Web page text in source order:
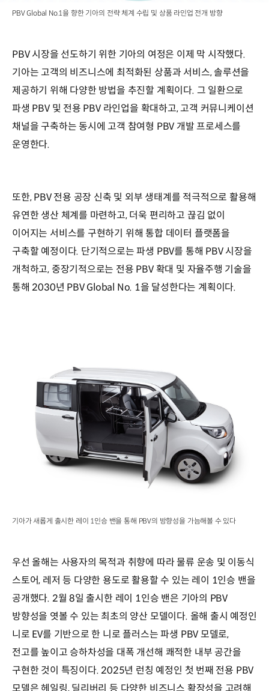
PBV Global No.1을 향한 기아의 전략 체계 수립 및 상품 라인업 전개 방향
PBV 시장을 선도하기 위한 기아의 여정은 이제 막 시작했다.
기아는 고객의 비즈니스에 최적화된 상품과 서비스, 솔루션을
제공하기 위해 다양한 방법을 추진할 계획이다. 그 일환으로
파생 PBV 및 전용 PBV 라인업을 확대하고, 고객 커뮤니케이션
채널을 구축하는 동시에 고객 참여형 PBV 개발 프로세스를
운영한다.
또한, PBV 전용 공장 신축 및 외부 생태계를 적극적으로 활용해
유연한 생산 체계를 마련하고, 더욱 편리하고 끊김 없이
이어지는 서비스를 구현하기 위해 통합 데이터 플랫폼을
구축할 예정이다. 단기적으로는 파생 PBV를 통해 PBV 시장을
개척하고, 중장기적으로는 전용 PBV 확대 및 자율주행 기술을
통해 2030년 PBV Global No. 1을 달성한다는 계획이다.
기아가 새롭게 출시한 레이 1인승 밴을 통해 PBV의 방향성을 가늠해볼 수 있다
우선 올해는 사용자의 목적과 취향에 따라 물류 운송 및 이동식
스토어, 레저 등 다양한 용도로 활용할 수 있는 레이 1인승 밴을
공개했다. 2월 8일 출시한 레이 1인승 밴은 기아의 PBV
방향성을 엿볼 수 있는 최초의 양산 모델이다. 올해 출시 예정인
니로 EV를 기반으로 한 니로 플러스는 파생 PBV 모델로,
전고를 높이고 승하차성을 대폭 개선해 쾌적한 내부 공간을
구현한 것이 특징이다. 2025년 런칭 예정인 첫 번째 전용 PBV